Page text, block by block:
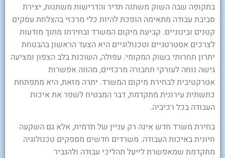
בתקופה שבה השוק משתנה תדיר והדרישות משתנות, יצירת
סביבת עבודה מתאימה הופכת להיות כלי מרכזי בהצלחת עסקים
קטנים ובינוניים. קביעת מיקום המשרד ובחירתו מתוך מודעות
לצרכים אסטרטגיים וטכנולוגיים היא הצעד הראשון בהבטחת
יתרון תחרותי בשוק המקומי. עפולה, השוכנת בלב הצפון ומציעה
גישה נוחה לעורקי תחבורה מרכזיים, מהווה אפשרות
אטרקטיבית לבחירת מיקום המשרד. יתרה מזאת, היא מתפתחת
כתשתית עירונית מתקדמת, דבר המבטיח לשפר את איכות
העבודה בכל רכיביה.
בחירת משרד חדש אינה רק עניין של תדמית, אלא גם השקעה
חיונית באיכות העבודה. משרדים חדשים מספקים טכנולוגיה
מתקדמת שמאפשרת לייעל תהליכי עבודה ולהגביר